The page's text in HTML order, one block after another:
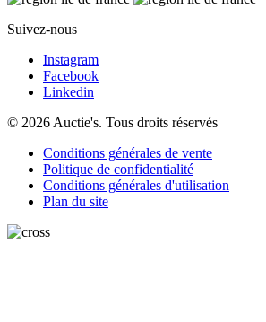
Suivez-nous
Instagram
Facebook
Linkedin
© 2026 Auctie's. Tous droits réservés
Conditions générales de vente
Politique de confidentialité
Conditions générales d'utilisation
Plan du site